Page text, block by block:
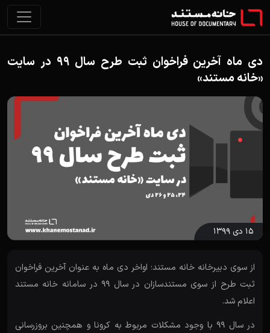
دی ماه آخرین فراخوان ثبت طرح سال 99 در سایت
«خانه مستند»
۱۵ دی ۱۳۹۹
از سوی دبیرخانه خانه مستند؛ اواخر دی ماه به عنوان آخرین فراخوان
ثبت طرح از سوی مستندسازان در سال 99 در سامانه خانه مستند
اعلام شد.
در سال 99 با وجود مشکلات مربوط به کرونا و همچنین بروزرسانی